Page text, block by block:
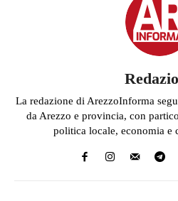
La redazione di ArezzoInforma
da Arezzo e provincia, con
politica locale, economia e